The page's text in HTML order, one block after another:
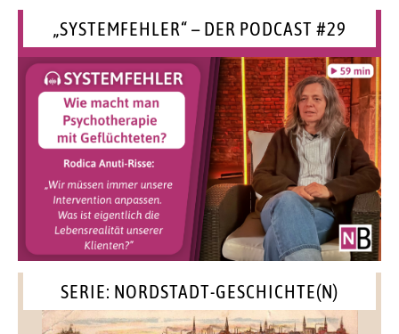
„SYSTEMFEHLER“ – DER PODCAST #29
SERIE: NORDSTADT-GESCHICHTE(N)